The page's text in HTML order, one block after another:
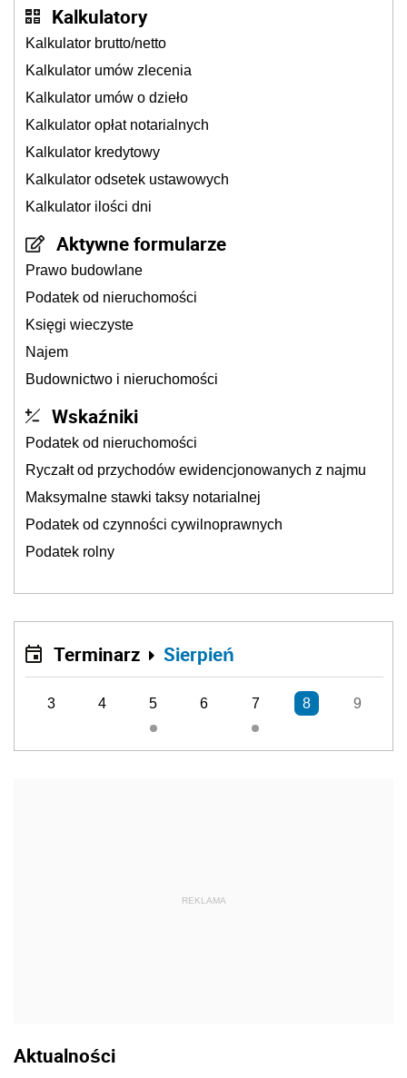
Kalkulatory
Kalkulator brutto/netto
Kalkulator umów zlecenia
Kalkulator umów o dzieło
Kalkulator opłat notarialnych
Kalkulator kredytowy
Kalkulator odsetek ustawowych
Kalkulator ilości dni
Aktywne formularze
Prawo budowlane
Podatek od nieruchomości
Księgi wieczyste
Najem
Budownictwo i nieruchomości
Wskaźniki
Podatek od nieruchomości
Ryczałt od przychodów ewidencjonowanych z najmu
Maksymalne stawki taksy notarialnej
Podatek od czynności cywilnoprawnych
Podatek rolny
Terminarz Sierpień
3 4 5 6 7 8 9
REKLAMA
Aktualności